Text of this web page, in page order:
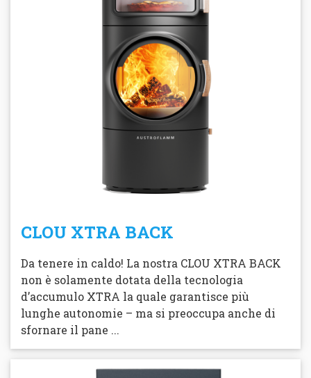
CLOU XTRA BACK
Da tenere in caldo! La nostra CLOU XTRA BACK
non è solamente dotata della tecnologia
d’accumulo XTRA la quale garantisce più
lunghe autonomie – ma si preoccupa anche di
sfornare il pane ...